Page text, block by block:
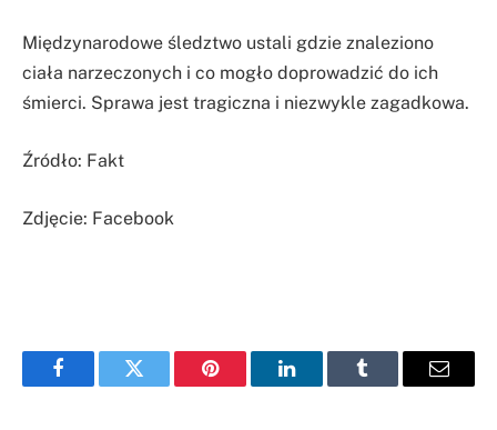
Międzynarodowe śledztwo ustali gdzie znaleziono
ciała narzeczonych i co mogło doprowadzić do ich
śmierci. Sprawa jest tragiczna i niezwykle zagadkowa.
Źródło: Fakt
Zdjęcie: Facebook
FacebookTwitter Pinterest LinkedInTumblr Email